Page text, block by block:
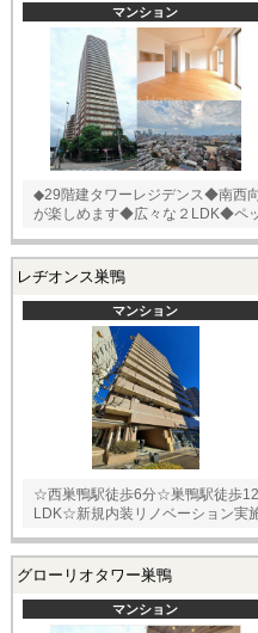
マンション
◆29階建タワーレジデンス◆南西
が楽しめます◆広々な２LDK◆ペ
レヂオンス巣鴨
マンション
☆西巣鴨駅徒歩6分☆巣鴨駅徒歩
LDK☆新規内装リノベーション実
グローリオタワー巣鴨
マンション